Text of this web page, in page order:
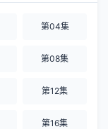
第04集
第08集
第12集
第16集